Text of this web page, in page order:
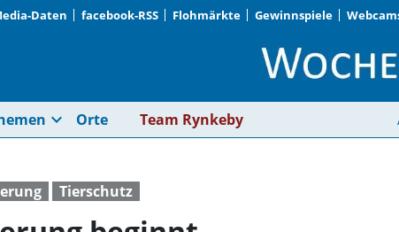
Daten facebook-RSS Flohmärkte Gewinnspiele
Gefährliche
expand_more Orte Team Rynkeby
Tierschutz